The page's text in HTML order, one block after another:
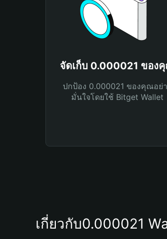
จัดเก็บ 0.000021 ของ
ปกป้อง 0.000021 ของคุณอย่
มั่นใจโดยใช้ Bitget Wallet
เกี่ยวกับ0.000021